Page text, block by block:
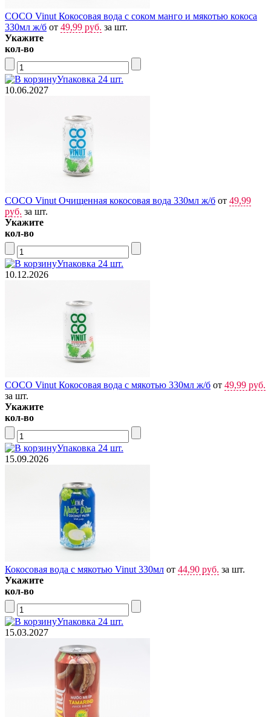
COCO Vinut Кокосовая вода с соком манго и мякотью кокоса
330мл ж/б от 49,99 руб. за шт.
Укажите
кол-во
Упаковка 24 шт.
10.06.2027
COCO Vinut Очищенная кокосовая вода 330мл ж/б от 49,99
руб. за шт.
Укажите
кол-во
Упаковка 24 шт.
10.12.2026
COCO Vinut Кокосовая вода с мякотью 330мл ж/б от 49,99 руб.
за шт.
Укажите
кол-во
Упаковка 24 шт.
15.09.2026
Кокосовая вода с мякотью Vinut 330мл от 44,90 руб. за шт.
Укажите
кол-во
Упаковка 24 шт.
15.03.2027